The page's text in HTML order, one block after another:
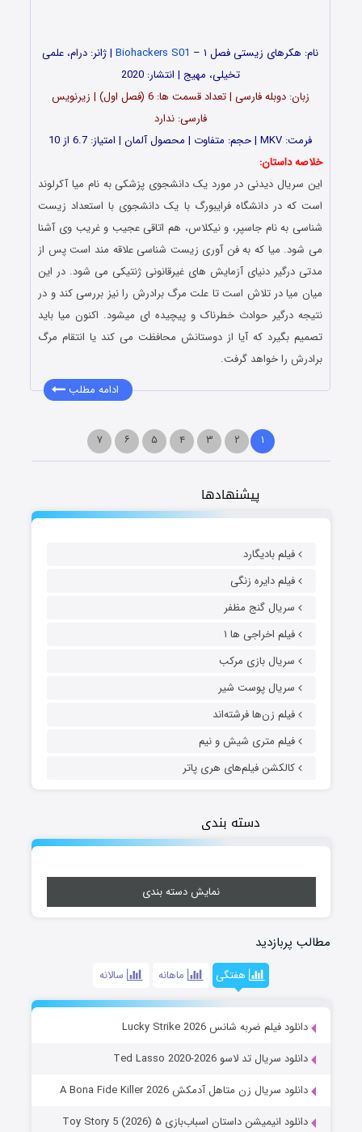
پیشنهادها
فیلم بادیگارد
فیلم دایره زنگی
سریال گنج مظفر
فیلم اخراجی ها ۱
سریال بازی مرکب
سریال پوست شیر
فیلم زن‌ها فرشته‌اند
فیلم متری شیش و نیم
کالکشن فیلم‌های هری پاتر
دسته بندی
نمایش دسته بندی
مطالب پربازدید
هفتگی ماهانه سالانه
دانلود فیلم ضربه شانس Lucky Strike 2026
دانلود سریال تد لاسو Ted Lasso 2020-2026
دانلود سریال زن متاهل آدمکش A Bona Fide Killer 2026
دانلود انیمیشن داستان اسباب‌بازی ۵ Toy Story 5 (2026)
نام: هکرهای زیستی فصل ۱ – Biohackers S01 | ژانر: درام، علمی
تخیلی، مهیج | انتشار: 2020
زبان: دوبله فارسی | تعداد قسمت ها: 6 (فصل اول) | زیرنویس
فارسی: ندارد
فرمت: MKV | حجم: متفاوت | محصول آلمان | امتیاز: 6.7 از 10
خلاصه داستان:
این سریال دیدنی در مورد یک دانشجوی پزشکی به نام میا آکرلوند
است که در دانشگاه فرایبورگ با یک دانشجوی با استعداد زیست
شناسی به نام جاسپر، و نیکلاس، هم اتاقی عجیب و غریب وی آشنا
می شود. میا که به فن آوری زیست شناسی علاقه مند است پس از
مدتی درگیر دنیای آزمایش های غیرقانونی ژنتیکی می شود. در این
میان میا در تلاش است تا علت مرگ برادرش را نیز بررسی کند و در
نتیجه درگیر حوادث خطرناک و پیچیده ای میشود. اکنون میا باید
تصمیم بگیرد که آیا از دوستانش محافظت می کند یا انتقام مرگ
برادرش را خواهد گرفت.
ادامه مطلب
۱ ۲ ۳ ۴ ۵ ۶ ۷